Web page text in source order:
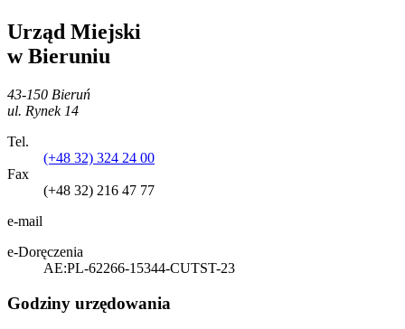
Urząd Miejski
w Bieruniu
43-150 Bieruń
ul. Rynek 14
Tel.
(+48 32) 324 24 00
Fax
(+48 32) 216 47 77
e-mail
e-Doręczenia
AE:PL-62266-15344-CUTST-23
Godziny urzędowania